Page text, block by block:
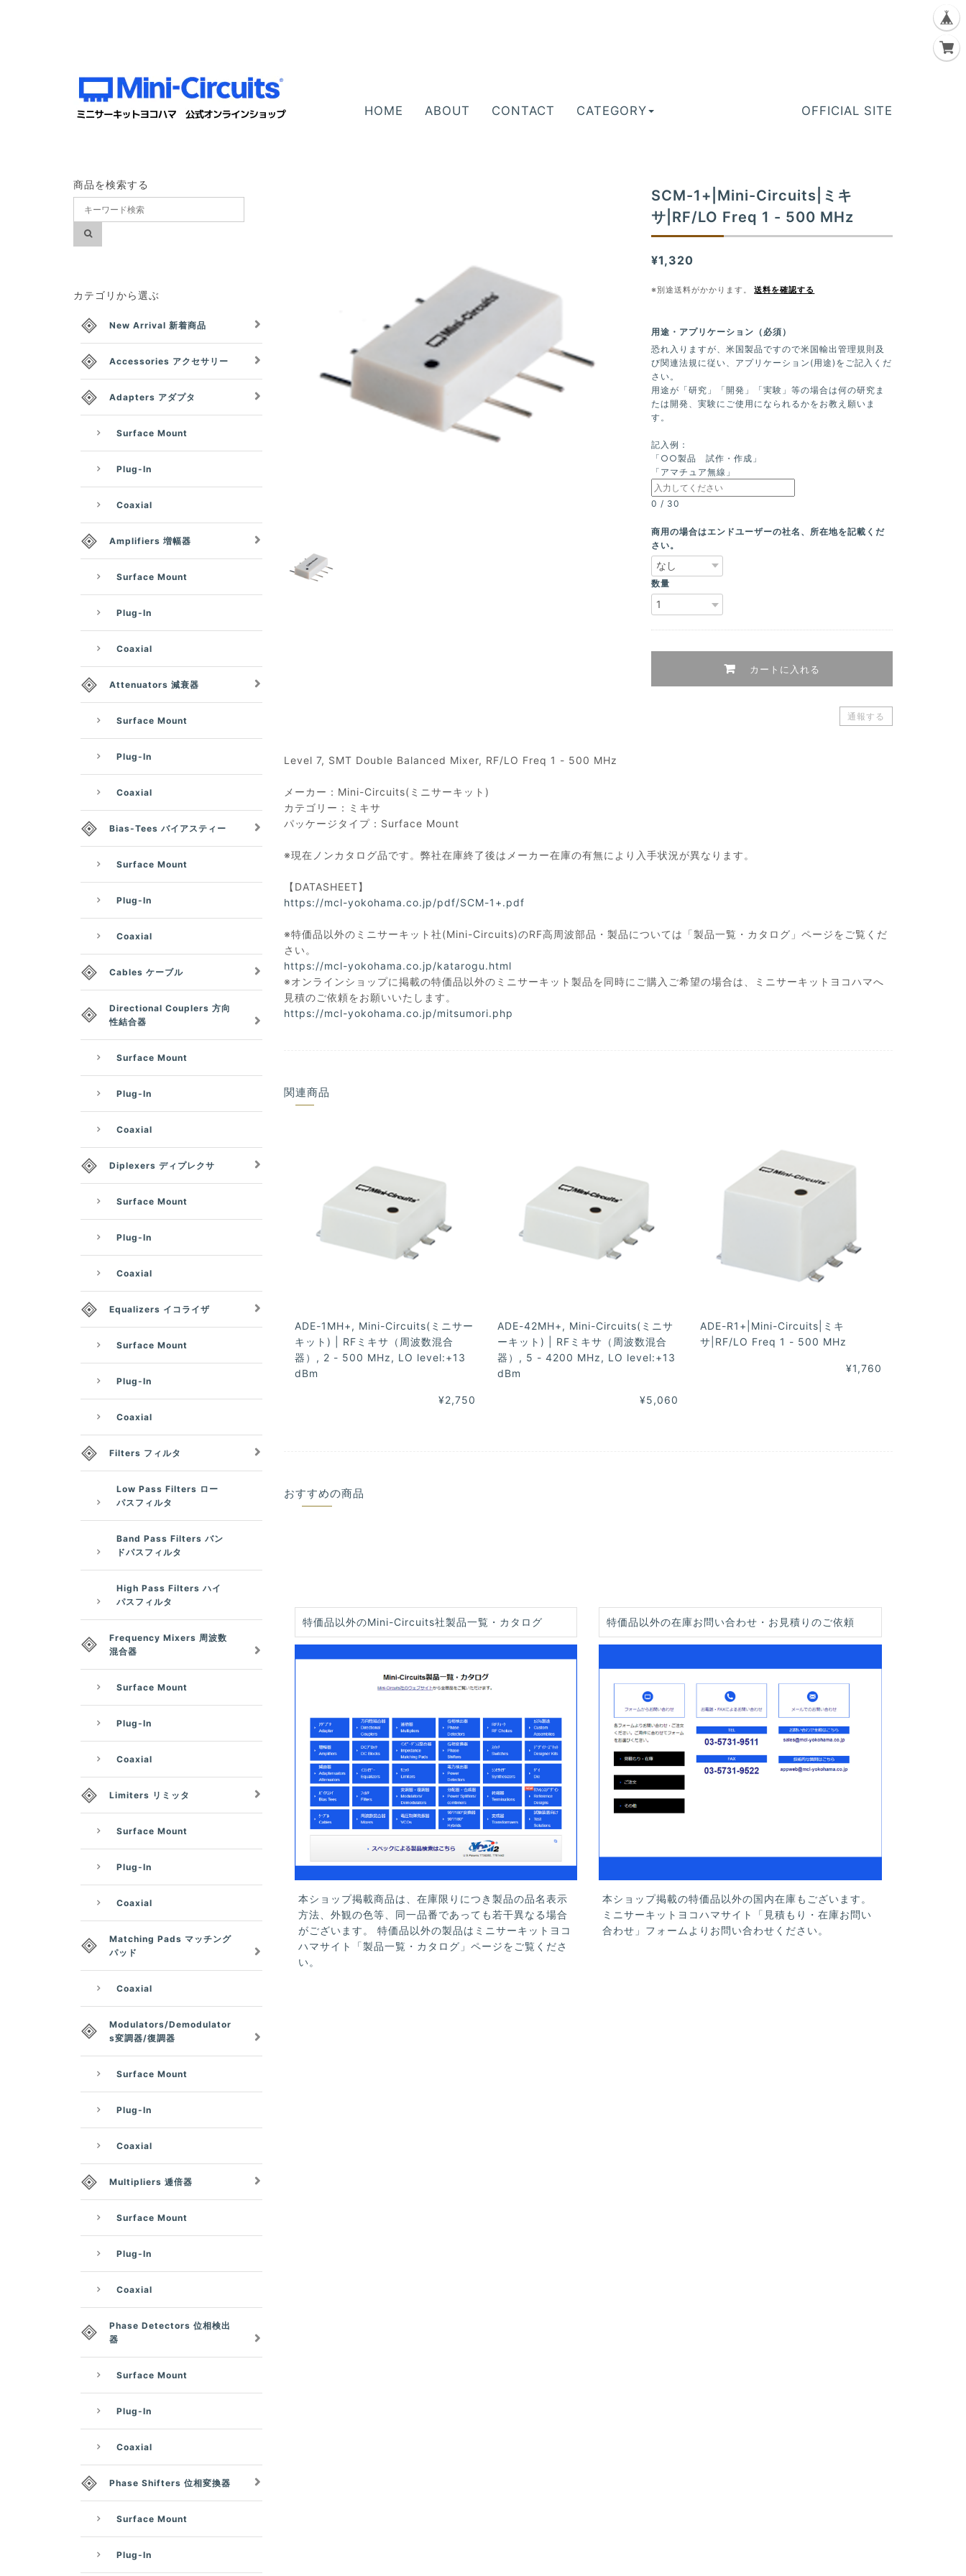
HOME ABOUT CONTACT CATEGORY OFFICIAL SITE
SCM-1+|Mini-Circuits|ミキ
サ|RF/LO Freq 1 - 500 MHz
¥1,320
※別途送料がかかります。 送料を確認する
用途・アプリケーション（必須）
恐れ入りますが、米国製品ですので米国輸出管理規則及
び関連法規に従い、アプリケーション(用途)をご記入くだ
さい。
用途が「研究」「開発」「実験」等の場合は何の研究ま
たは開発、実験にご使用になられるかをお教え願いま
す。
記入例：
「○○製品 試作・作成」
「アマチュア無線」
0 / 30
商用の場合はエンドユーザーの社名、所在地を記載くだ
さい。
数量
カートに入れる
通報する
Level 7, SMT Double Balanced Mixer, RF/LO Freq 1 - 500 MHz
メーカー：Mini-Circuits(ミニサーキット)
カテゴリー：ミキサ
パッケージタイプ：Surface Mount
※現在ノンカタログ品です。弊社在庫終了後はメーカー在庫の有無により入手状況が異なります。
【DATASHEET】
https://mcl-yokohama.co.jp/pdf/SCM-1+.pdf
※特価品以外のミニサーキット社(Mini-Circuits)のRF高周波部品・製品については「製品一覧・カタログ」ページをご覧くだ
さい。
https://mcl-yokohama.co.jp/katarogu.html
※オンラインショップに掲載の特価品以外のミニサーキット製品を同時にご購入ご希望の場合は、ミニサーキットヨコハマへ
見積のご依頼をお願いいたします。
https://mcl-yokohama.co.jp/mitsumori.php
関連商品
ADE-1MH+, Mini-Circuits(ミニサー
キット) | RFミキサ（周波数混合
器）, 2 - 500 MHz, LO level:+13
dBm
¥2,750
ADE-42MH+, Mini-Circuits(ミニサ
ーキット) | RFミキサ（周波数混合
器）, 5 - 4200 MHz, LO level:+13
dBm
¥5,060
ADE-R1+|Mini-Circuits|ミキ
サ|RF/LO Freq 1 - 500 MHz
¥1,760
おすすめの商品
特価品以外のMini-Circuits社製品一覧・カタログ
本ショップ掲載商品は、在庫限りにつき製品の品名表示
方法、外観の色等、同一品番であっても若干異なる場合
がございます。 特価品以外の製品はミニサーキットヨコ
ハマサイト「製品一覧・カタログ」ページをご覧くださ
い。
特価品以外の在庫お問い合わせ・お見積りのご依頼
本ショップ掲載の特価品以外の国内在庫もございます。
ミニサーキットヨコハマサイト「見積もり・在庫お問い
合わせ」フォームよりお問い合わせください。
商品を検索する
カテゴリから選ぶ
New Arrival 新着商品
Accessories アクセサリー
Adapters アダプタ
Surface Mount
Plug-In
Coaxial
Amplifiers 増幅器
Surface Mount
Plug-In
Coaxial
Attenuators 減衰器
Surface Mount
Plug-In
Coaxial
Bias-Tees バイアスティー
Surface Mount
Plug-In
Coaxial
Cables ケーブル
Directional Couplers 方向
性結合器
Surface Mount
Plug-In
Coaxial
Diplexers ディプレクサ
Surface Mount
Plug-In
Coaxial
Equalizers イコライザ
Surface Mount
Plug-In
Coaxial
Filters フィルタ
Low Pass Filters ロー
パスフィルタ
Band Pass Filters バン
ドパスフィルタ
High Pass Filters ハイ
パスフィルタ
Frequency Mixers 周波数
混合器
Surface Mount
Plug-In
Coaxial
Limiters リミッタ
Surface Mount
Plug-In
Coaxial
Matching Pads マッチング
パッド
Coaxial
Modulators/Demodulator
s変調器/復調器
Surface Mount
Plug-In
Coaxial
Multipliers 逓倍器
Surface Mount
Plug-In
Coaxial
Phase Detectors 位相検出
器
Surface Mount
Plug-In
Coaxial
Phase Shifters 位相変換器
Surface Mount
Plug-In